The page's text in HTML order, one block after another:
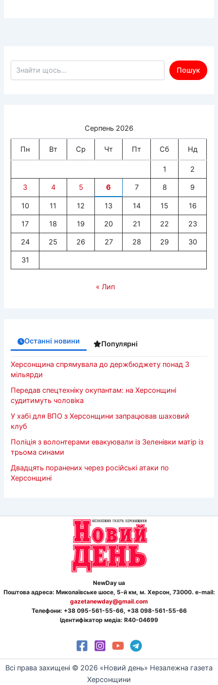
Пошук по сайту
Пошук
Серпень 2026
Пн Вт Ср Чт Пт Сб Нд
1 2
3 4 5 6 7 8 9
10 11 12 13 14 15 16
17 18 19 20 21 22 23
24 25 26 27 28 29 30
31
« Лип
Останні новини Популярні
Херсонщина спрямувала до держбюджету понад 3
мільярди
Передав спецтехніку окупантам: на Херсонщині
судитимуть чоловіка
У хабі для ВПО з Херсонщини запрацював шаховий
клуб
Поліція з волонтерами евакуювали із Зеленівки матір із
трьома синами
Двадцять поранених через російські атаки по
Херсонщині
NewDay ua
Поштова адреса: Миколаївське шосе, 5-й км, м. Херсон, 73000. e-mail:
gazetanewday@gmail.com
Телефони: +38 095-561-55-66, +38 098-561-55-66
Ідентифікатор медіа: R40-04699
Всі права захищені © 2026 «Новий день» Незалежна газета
Херсонщини